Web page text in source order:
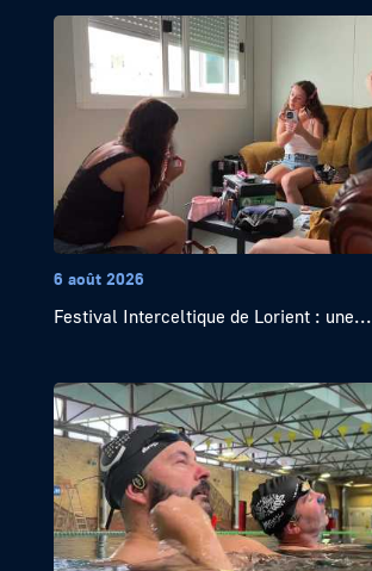
6 août 2026
Festival Interceltique de Lorient : une...